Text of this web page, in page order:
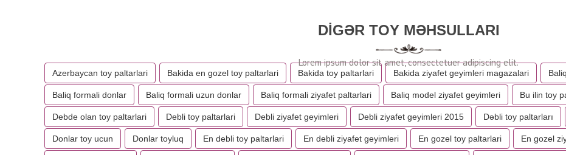
DIGƏR TOY MƏHSULLARI
Azerbaycan toy paltarlari Bakida en gozel toy paltarlari Bakida toy paltarlari Bakida ziyafet geyimleri magazalari
Baliq formali donlar Baliq formali uzun donlar Baliq formali ziyafet paltarlari Baliq model ziyafet geyimleri Bu ilin toy
Debde olan toy paltarlari Debli toy paltarlari Debli ziyafet geyimleri Debli ziyafet geyimleri 2015 Dəbli toy paltarları
Donlar toy ucun Donlar toyluq En debli toy paltarlari En debli ziyafet geyimleri En gozel toy paltarlari En gozel